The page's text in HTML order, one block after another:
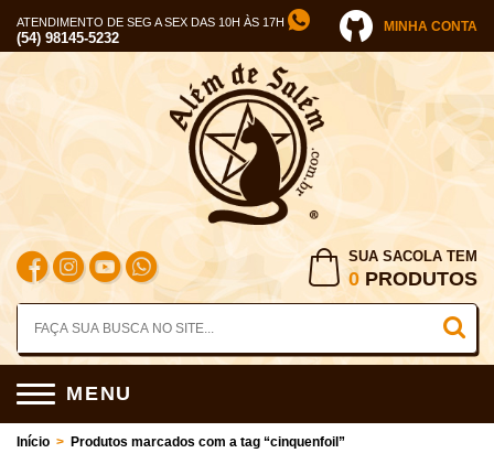
ATENDIMENTO DE SEG A SEX DAS 10H ÀS 17H
(54) 98145-5232
MINHA CONTA
SUA SACOLA TEM
0 PRODUTOS
MENU
Início > Produtos marcados com a tag “cinquenfoil”